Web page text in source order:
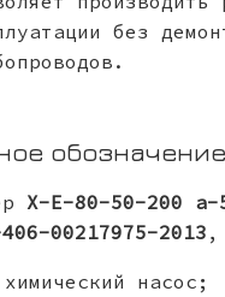
без
обозначение
Х-Е-80-50-200
00217975-2013 ,
насос;